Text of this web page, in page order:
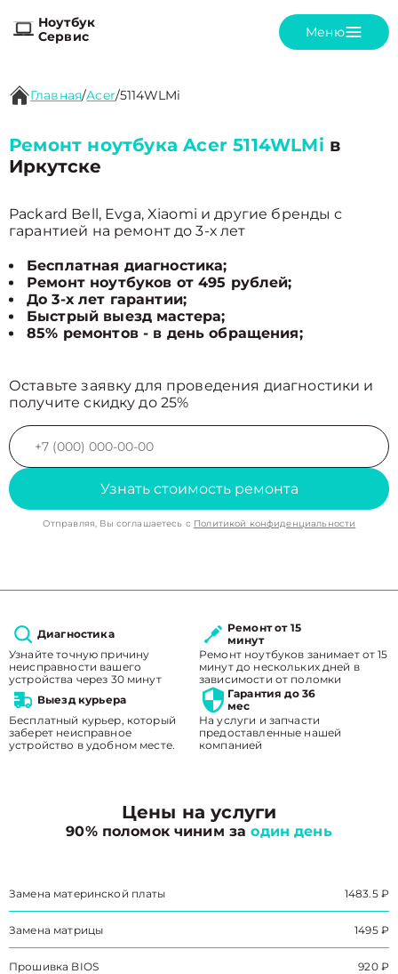
Ноутбук
Сервис
Меню
Главная/Acer/5114WLMi
Ремонт ноутбука Acer 5114WLMi в
Иркутске
Packard Bell, Evga, Xiaomi и другие бренды с
гарантией на ремонт до 3-х лет
Бесплатная диагностика;
Ремонт ноутбуков от 495 рублей;
До 3-х лет гарантии;
Быстрый выезд мастера;
85% ремонтов - в день обращения;
Оставьте заявку для проведения диагностики и
получите скидку до 25%
Узнать стоимость ремонта
Отправляя, Вы соглашаетесь с Политикой конфиденциальности
Диагностика
Узнайте точную причину
неисправности вашего
устройства через 30 минут
Ремонт от 15
минут
Ремонт ноутбуков занимает от 15
минут до нескольких дней в
зависимости от поломки
Выезд курьера
Бесплатный курьер, который
заберет неисправное
устройство в удобном месте.
Гарантия до 36
мес
На услуги и запчасти
предоставленные нашей
компанией
Цены на услуги
90% поломок чиним заодин день
Замена материнской платы 1483.5 ₽
Замена матрицы 1495 ₽
Прошивка BIOS 920 ₽